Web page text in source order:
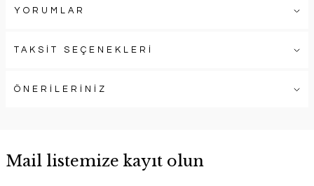
YORUMLAR
TAKSİT SEÇENEKLERİ
ÖNERİLERİNİZ
Mail listemize kayıt olun